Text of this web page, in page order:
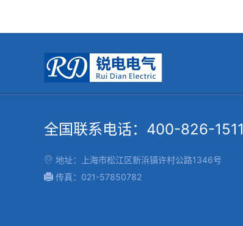
全国联系电话：400-826-1511
 地址：上海市松江区新浜镇许村公路1346号
 传真：021-57850782